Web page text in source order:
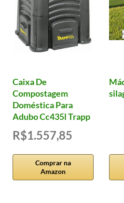
Caixa De
Compostagem
Doméstica Para
Adubo Cc435l Trapp
R$1.557,85
Comprar na
Amazon